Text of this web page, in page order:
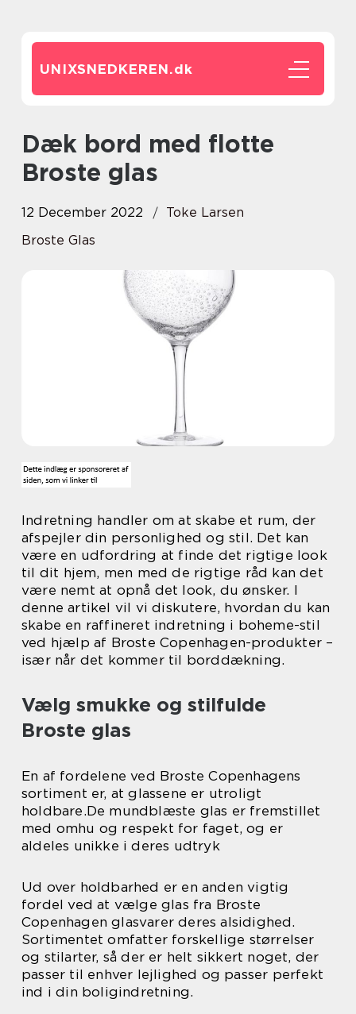
UNIXSNEDKEREN.dk
Dæk bord med flotte
Broste glas
12 December 2022
Toke Larsen
Broste Glas
Indretning handler om at skabe et rum, der
afspejler din personlighed og stil. Det kan
være en udfordring at finde det rigtige look
til dit hjem, men med de rigtige råd kan det
være nemt at opnå det look, du ønsker. I
denne artikel vil vi diskutere, hvordan du kan
skabe en raffineret indretning i boheme-stil
ved hjælp af Broste Copenhagen-produkter –
især når det kommer til borddækning.
Vælg smukke og stilfulde
Broste glas
En af fordelene ved Broste Copenhagens
sortiment er, at glassene er utroligt
holdbare.De mundblæste glas er fremstillet
med omhu og respekt for faget, og er
aldeles unikke i deres udtryk
Ud over holdbarhed er en anden vigtig
fordel ved at vælge glas fra Broste
Copenhagen glasvarer deres alsidighed.
Sortimentet omfatter forskellige størrelser
og stilarter, så der er helt sikkert noget, der
passer til enhver lejlighed og passer perfekt
ind i din boligindretning.